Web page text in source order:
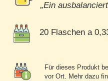
„Ein
20 Flaschen a
Für dieses Produkt
vor Ort. Mehr dazu